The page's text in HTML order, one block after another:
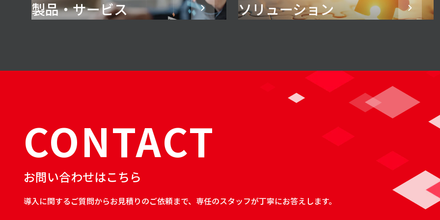
製品・サービス ソリューション
CONTACT
お問い合わせはこちら
導入に関するご質問からお見積りのご依頼まで、専任のスタッフが丁寧にお答えします。